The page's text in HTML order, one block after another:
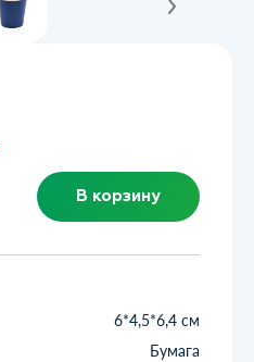
В корзину
6*4,5*6,4 см
Бумага